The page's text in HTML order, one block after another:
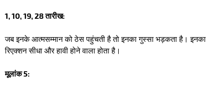
1, 10, 19, 28 तारीख:
जब इनके आत्मसम्मान को ठेस पहुंचती है तो इनका गुस्सा भड़कता है। इनका
रिएक्शन सीधा और हावी होने वाला होता है।
मूलांक 5: